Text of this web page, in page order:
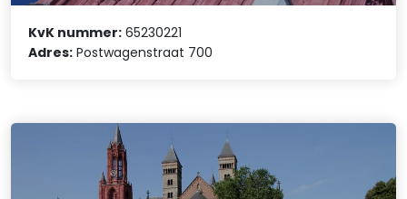
KvK nummer: 65230221
Adres: Postwagenstraat 700